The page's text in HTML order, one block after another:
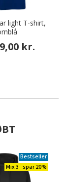
light T-shirt,
kr.
Bestseller
Mix 3 - spar 20%